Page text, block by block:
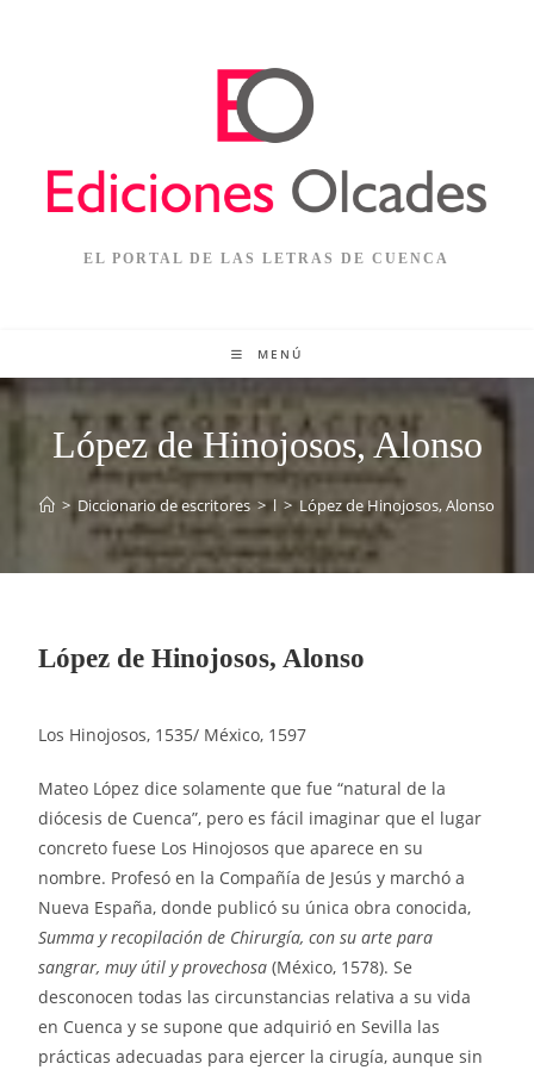
EL PORTAL DE LAS LETRAS DE CUENCA
MENÚ
López de Hinojosos, Alonso
> Diccionario de escritores > l > López de Hinojosos, Alonso
López de Hinojosos, Alonso
Los Hinojosos, 1535/ México, 1597
Mateo López dice solamente que fue “natural de la
diócesis de Cuenca”, pero es fácil imaginar que el lugar
concreto fuese Los Hinojosos que aparece en su
nombre. Profesó en la Compañía de Jesús y marchó a
Nueva España, donde publicó su única obra conocida,
Summa y recopilación de Chirurgía, con su arte para
sangrar, muy útil y provechosa (México, 1578). Se
desconocen todas las circunstancias relativa a su vida
en Cuenca y se supone que adquirió en Sevilla las
prácticas adecuadas para ejercer la cirugía, aunque sin